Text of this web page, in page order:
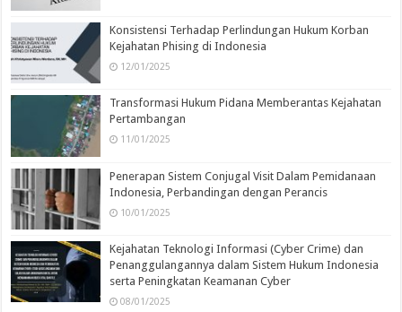
Konsistensi Terhadap Perlindungan Hukum Korban
Kejahatan Phising di Indonesia
12/01/2025
Transformasi Hukum Pidana Memberantas Kejahatan
Pertambangan
11/01/2025
Penerapan Sistem Conjugal Visit Dalam Pemidanaan
Indonesia, Perbandingan dengan Perancis
10/01/2025
Kejahatan Teknologi Informasi (Cyber Crime) dan
Penanggulangannya dalam Sistem Hukum Indonesia
serta Peningkatan Keamanan Cyber
08/01/2025